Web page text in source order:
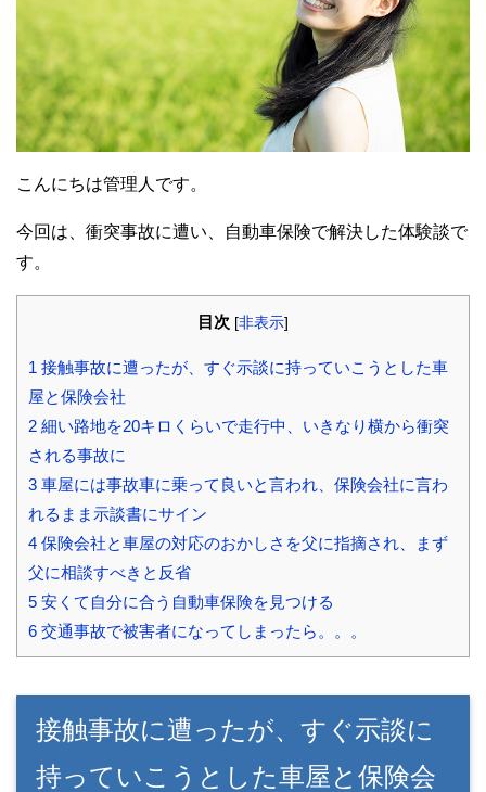
こんにちは管理人です。
今回は、衝突事故に遭い、自動車保険で解決した体験談で
す。
目次 [非表示]
1 接触事故に遭ったが、すぐ示談に持っていこうとした車
屋と保険会社
2 細い路地を20キロくらいで走行中、いきなり横から衝突
される事故に
3 車屋には事故車に乗って良いと言われ、保険会社に言わ
れるまま示談書にサイン
4 保険会社と車屋の対応のおかしさを父に指摘され、まず
父に相談すべきと反省
5 安くて自分に合う自動車保険を見つける
6 交通事故で被害者になってしまったら。。。
接触事故に遭ったが、すぐ示談に
持っていこうとした車屋と保険会